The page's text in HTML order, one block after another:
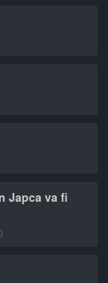
Japca va fi